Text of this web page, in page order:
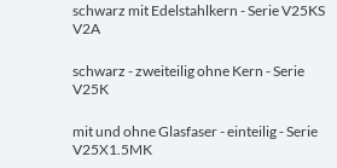
schwarz mit Edelstahlkern - Serie V25KS
V2A
schwarz - zweiteilig ohne Kern - Serie
V25K
mit und ohne Glasfaser - einteilig - Serie
V25X1.5MK